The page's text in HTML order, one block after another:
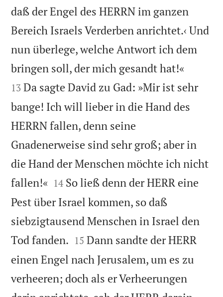
daß der Engel des HERRN im ganzen
Bereich Israels Verderben anrichtet.‹ Und
nun überlege, welche Antwort ich dem
bringen soll, der mich gesandt hat!«
13 Da sagte David zu Gad: »Mir ist sehr
bange! Ich will lieber in die Hand des
HERRN fallen, denn seine
Gnadenerweise sind sehr groß; aber in
die Hand der Menschen möchte ich nicht
fallen!« 

14 So ließ denn der HERR eine
Pest über Israel kommen, so daß
siebzigtausend Menschen in Israel den
Tod fanden. 

15 Dann sandte der HERR
einen Engel nach Jerusalem, um es zu
verheeren; doch als er Verheerungen